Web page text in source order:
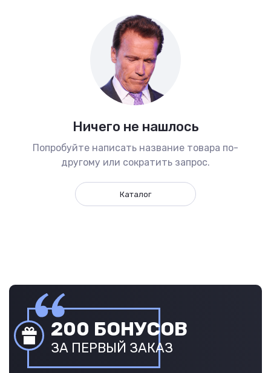
200 БОНУСОВ
ЗА ПЕРВЫЙ ЗАКАЗ
Ничего не нашлось
Попробуйте написать название товара по-
другому или сократить запрос.
Каталог